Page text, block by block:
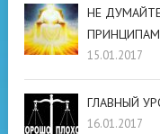
НЕ
15.01.2017
ГЛАВНЫЙ
16.01.2017